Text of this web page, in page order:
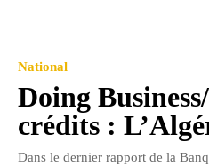
National
Doing
crédits :
Dans le dernier rapport de la